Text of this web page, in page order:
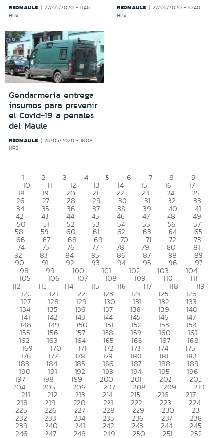
REDMAULE
27/05/2020 - 11:46
HRS
REDMAULE
27/05/2020 - 10:40
HRS
Gendarmería entrega
insumos para prevenir
el Covid-19 a penales
del Maule
REDMAULE
26/05/2020 - 18:08
HRS
1 2 3 4 5 6 7 8 9
10 11 12 13 14 15 16 17
18 19 20 21 22 23 24 25
26 27 28 29 30 31 32 33
34 35 36 37 38 39 40 41
42 43 44 45 46 47 48 49
50 51 52 53 54 55 56 57
58 59 60 61 62 63 64 65
66 67 68 69 70 71 72 73
74 75 76 77 78 79 80 81
82 83 84 85 86 87 88 89
90 91 92 93 94 95 96 97
98 99 100 101 102 103 104
105 106 107 108 109 110 111
112 113 114 115 116 117 118 119
120 121 122 123 124 125 126
127 128 129 130 131 132 133
134 135 136 137 138 139 140
141 142 143 144 145 146 147
148 149 150 151 152 153 154
155 156 157 158 159 160 161
162 163 164 165 166 167 168
169 170 171 172 173 174 175
176 177 178 179 180 181 182
183 184 185 186 187 188 189
190 191 192 193 194 195 196
197 198 199 200 201 202 203
204 205 206 207 208 209 210
211 212 213 214 215 216 217
218 219 220 221 222 223 224
225 226 227 228 229 230 231
232 233 234 235 236 237 238
239 240 241 242 243 244 245
246 247 248 249 250 251 252